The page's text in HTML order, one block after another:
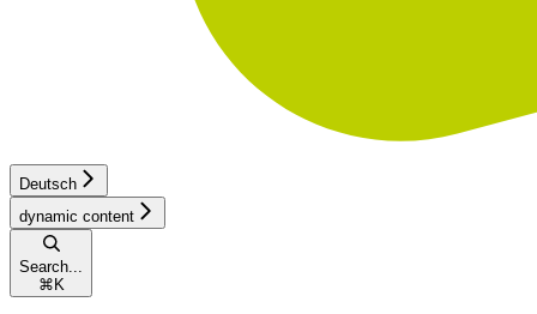
Deutsch
dynamic content
Search...
⌘ K